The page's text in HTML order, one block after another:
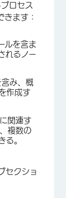
ロセス
きます：
ルを含ま
れるノー
含み、概
作成す
関連す
複数の
る。
セクショ